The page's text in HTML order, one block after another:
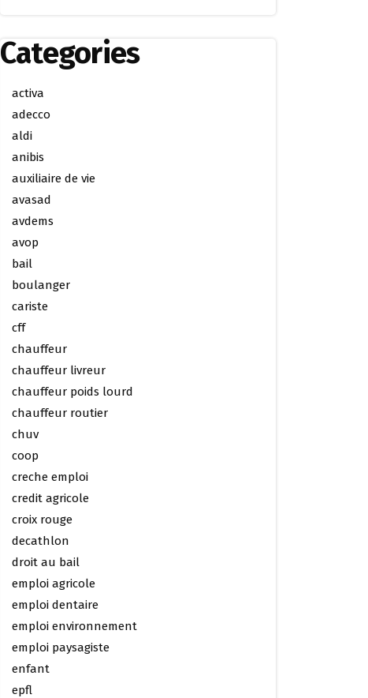
Categories
activa
adecco
aldi
anibis
auxiliaire de vie
avasad
avdems
avop
bail
boulanger
cariste
cff
chauffeur
chauffeur livreur
chauffeur poids lourd
chauffeur routier
chuv
coop
creche emploi
credit agricole
croix rouge
decathlon
droit au bail
emploi agricole
emploi dentaire
emploi environnement
emploi paysagiste
enfant
epfl